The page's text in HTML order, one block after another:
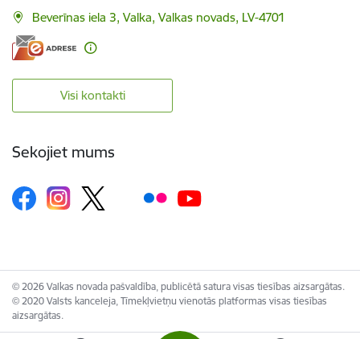
Beverīnas iela 3, Valka, Valkas novads, LV-4701
Visi kontakti
Sekojiet mums
© 2026 Valkas novada pašvaldība, publicētā satura visas tiesības aizsargātas.
© 2020 Valsts kanceleja, Tīmekļvietņu vienotās platformas visas tiesības
aizsargātas.